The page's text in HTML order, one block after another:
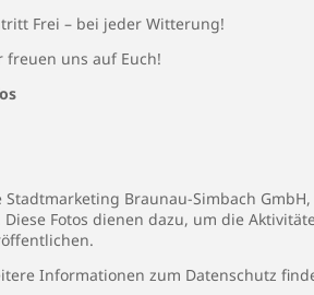
Frei – bei jeder Witterung!
freuen uns auf Euch!
Stadtmarketing Braunau-Simbach
Diese Fotos dienen dazu, um die
Informationen zum Datenschutz